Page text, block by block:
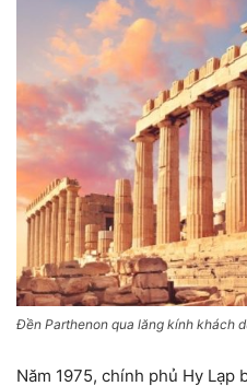
Đền Parthenon qua lăng kính khách
Năm 1975, chính phủ Hy Lạp